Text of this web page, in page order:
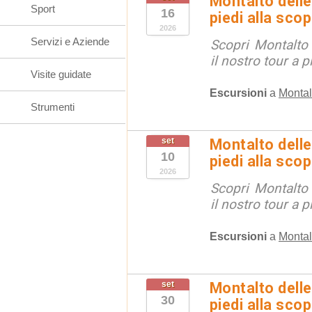
16
2026
piedi alla
Scopri
il nostro tour a
Escursioni a
set
10
2026
Montalto
piedi alla
Scopri
il nostro tour a
Escursioni a
set
30
Montalto
piedi alla
Sport
Servizi e Aziende
Visite guidate
Strumenti